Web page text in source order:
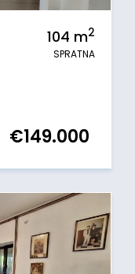
104 m2
SPRATNA
€149.000